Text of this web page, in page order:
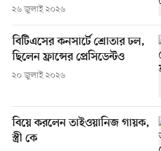
২৬ জুলাই ২০২৬
বিটিএসের কনসার্টে শ্রোতার ঢল,
ছিলেন ফ্রান্সের প্রেসিডেন্টও
২০ জুলাই ২০২৬
বিয়ে করলেন তাইওয়ানিজ গায়ক,
স্ত্রী কে